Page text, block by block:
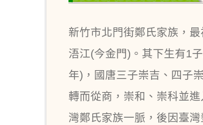
新竹市北門街鄭氏家族，
浯江(今金門)。其下生有1
年)，國唐三子崇吉、四子
轉而從商，崇和、崇科並
灣鄭氏家族一脈，後因臺